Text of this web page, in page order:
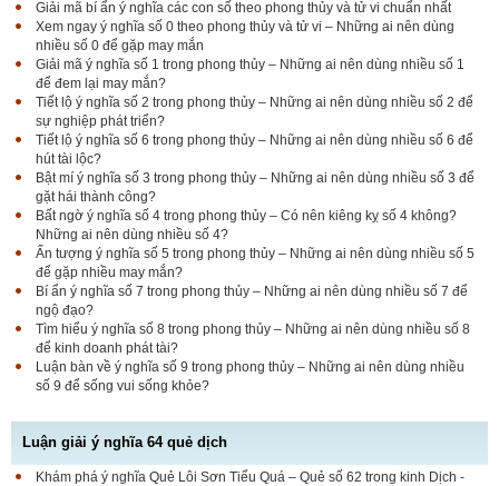
Giải mã bí ẩn ý nghĩa các con số theo phong thủy và tử vi chuẩn nhất
Xem ngay ý nghĩa số 0 theo phong thủy và tử vi – Những ai nên dùng
nhiều số 0 để gặp may mắn
Giải mã ý nghĩa số 1 trong phong thủy – Những ai nên dùng nhiều số 1
để đem lại may mắn?
Tiết lộ ý nghĩa số 2 trong phong thủy – Những ai nên dùng nhiều số 2 để
sự nghiệp phát triển?
Tiết lộ ý nghĩa số 6 trong phong thủy – Những ai nên dùng nhiều số 6 để
hút tài lộc?
Bật mí ý nghĩa số 3 trong phong thủy – Những ai nên dùng nhiều số 3 để
gặt hái thành công?
Bất ngờ ý nghĩa số 4 trong phong thủy – Có nên kiêng kỵ số 4 không?
Những ai nên dùng nhiều số 4?
Ấn tượng ý nghĩa số 5 trong phong thủy – Những ai nên dùng nhiều số 5
để gặp nhiều may mắn?
Bí ẩn ý nghĩa số 7 trong phong thủy – Những ai nên dùng nhiều số 7 để
ngộ đạo?
Tìm hiểu ý nghĩa số 8 trong phong thủy – Những ai nên dùng nhiều số 8
để kinh doanh phát tài?
Luận bàn về ý nghĩa số 9 trong phong thủy – Những ai nên dùng nhiều
số 9 để sống vui sống khỏe?
Luận giải ý nghĩa 64 quẻ dịch
Khám phá ý nghĩa Quẻ Lôi Sơn Tiểu Quá – Quẻ số 62 trong kinh Dịch -